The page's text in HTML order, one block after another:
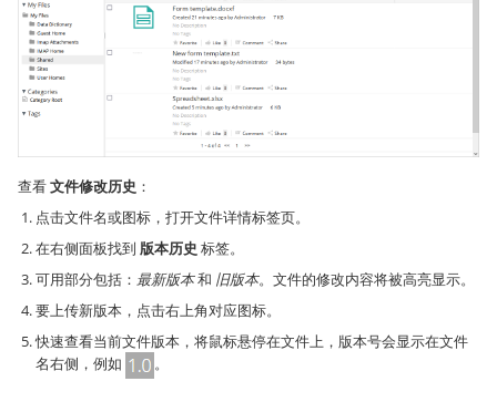
查看文件修改历史 ：
点击文件名或图标，打开文件详情标签页。
在右侧面板找到 版本历史 标签。
可用部分包括： 最新版本和 旧版本。文件的修改内容将被高亮显示。
要上传新版本，点击右上角对应图标。
快速查看当前文件版本，将鼠标悬停在文件上，版本号会显示在文件
名右侧，例如
。